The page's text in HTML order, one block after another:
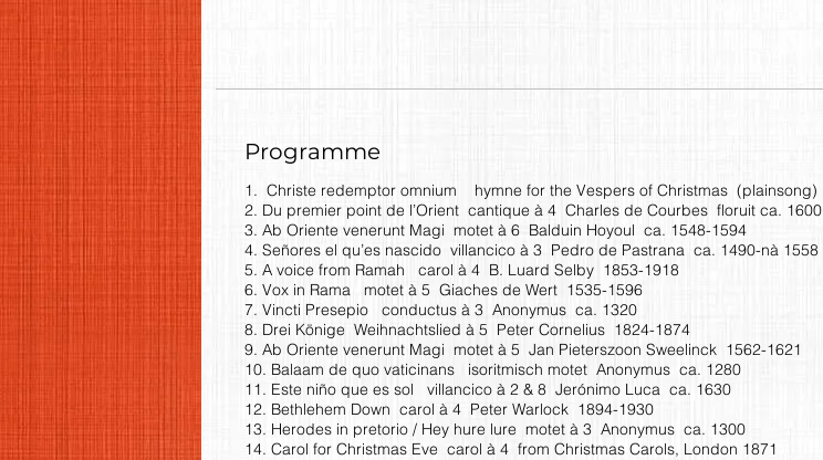
Programme
1. Christe redemptor omnium hymne for the Vespers of Christmas (plainsong)
2. Du premier point de l’Orient cantique à 4 Charles de Courbes floruit ca. 1600
3. Ab Oriente venerunt Magi motet à 6 Balduin Hoyoul ca. 1548-1594
4. Señores el qu’es nascido villancico à 3 Pedro de Pastrana ca. 1490-nà 1558
5. A voice from Ramah carol à 4 B. Luard Selby 1853-1918
6. Vox in Rama motet à 5 Giaches de Wert 1535-1596
7. Vincti Presepio conductus à 3 Anonymus ca. 1320
8. Drei Könige Weihnachtslied à 5 Peter Cornelius 1824-1874
9. Ab Oriente venerunt Magi motet à 5 Jan Pieterszoon Sweelinck 1562-1621
10. Balaam de quo vaticinans isoritmisch motet Anonymus ca. 1280
11. Este niño que es sol villancico à 2 & 8 Jerónimo Luca ca. 1630
12. Bethlehem Down carol à 4 Peter Warlock ­1894-1930
13. Herodes in pretorio / Hey hure lure motet à 3 Anonymus ca. 1300
14. Carol for Christmas Eve carol à 4 from Christmas Carols, London 1871